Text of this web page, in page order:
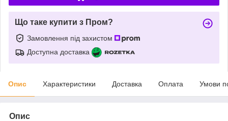
Що таке купити з Пром?
Замовлення під захистом
Доступна доставка
Опис Характеристики Доставка Оплата Умови
Опис